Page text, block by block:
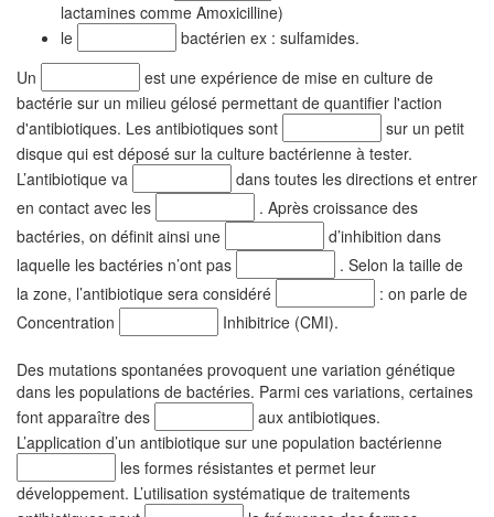
lactamines comme Amoxicilline)
le
bactérien ex : sulfamides.
Un
est une expérience de mise en culture de
bactérie sur un milieu gélosé permettant de quantifier l'action
d'antibiotiques. Les antibiotiques sont
sur un petit
disque qui est déposé sur la culture bactérienne à tester.
L’antibiotique va
dans toutes les directions et entrer
en contact avec les
. Après croissance des
bactéries, on définit ainsi une
d’inhibition dans
laquelle les bactéries n’ont pas
. Selon la taille de
la zone, l’antibiotique sera considéré
: on parle de
Concentration
Inhibitrice (CMI).
Des mutations spontanées provoquent une variation génétique
dans les populations de bactéries. Parmi ces variations, certaines
font apparaître des
aux antibiotiques.
L’application d’un antibiotique sur une population bactérienne
les formes résistantes et permet leur
développement. L’utilisation systématique de traitements